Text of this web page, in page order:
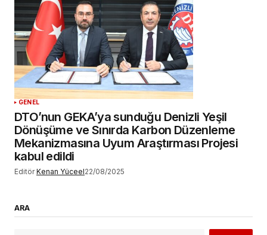
GENEL
DTO’nun GEKA’ya sunduğu Denizli Yeşil
Dönüşüme ve Sınırda Karbon Düzenleme
Mekanizmasına Uyum Araştırması Projesi
kabul edildi
Editör Kenan Yüceel22/08/2025
ARA